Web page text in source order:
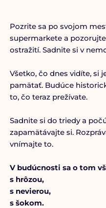
Pozrite sa po svojom
supermarkete a
ostražití. Sadnite si v
Všetko, čo dnes vidíte, si
pamätať. Budúce
to, čo teraz prežívate.
Sadnite si do triedy a
zapamätávajte si.
vnímajte to.
V budúcnosti sa o tom
s hrôzou,
s nevierou,
s šokom.